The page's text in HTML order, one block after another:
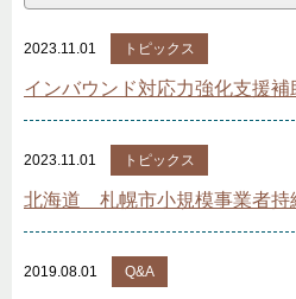
2023.11.01 トピックス
インバウンド対応力強化支援補
2023.11.01 トピックス
北海道 札幌市小規模事業者持
2019.08.01 Q&A